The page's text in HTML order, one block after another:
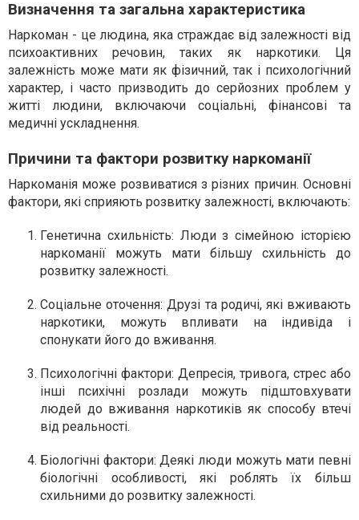
Визначення та загальна характеристика
Наркоман - це людина, яка страждає від залежності від
психоактивних речовин, таких як наркотики. Ця
залежність може мати як фізичний, так і психологічний
характер, і часто призводить до серйозних проблем у
житті людини, включаючи соціальні, фінансові та
медичні ускладнення.
Причини та фактори розвитку наркоманії
Наркоманія може розвиватися з різних причин. Основні
фактори, які сприяють розвитку залежності, включають:
Генетична схильність: Люди з сімейною історією
наркоманії можуть мати більшу схильність до
розвитку залежності.
Соціальне оточення: Друзі та родичі, які вживають
наркотики, можуть впливати на індивіда і
спонукати його до вживання.
Психологічні фактори: Депресія, тривога, стрес або
інші психічні розлади можуть підштовхувати
людей до вживання наркотиків як способу втечі
від реальності.
Біологічні фактори: Деякі люди можуть мати певні
біологічні особливості, які роблять їх більш
схильними до розвитку залежності.